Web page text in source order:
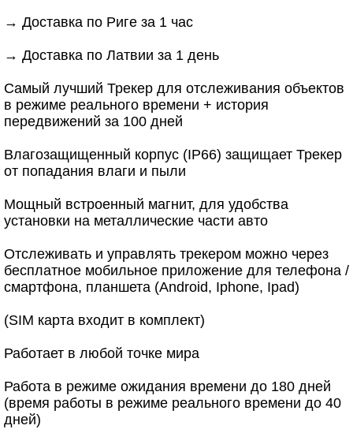
→ Доставка по Риге за 1 час
→ Доставка по Латвии за 1 день
Самый лучший Трекер для отслеживания объектов
в режиме реального времени + история
передвижений за 100 дней
Влагозащищенный корпус (IP66) защищает Трекер
от попадания влаги и пыли
Мощный встроенный магнит, для удобства
установки на металлические части авто
Отслеживать и управлять трекером можно через
бесплатное мобильное приложение для телефона /
смартфона, планшета (Android, Iphone, Ipad)
(SIM карта входит в комплект)
Работает в любой точке мира
Работа в режиме ожидания времени до 180 дней
(время работы в режиме реального времени до 40
дней)